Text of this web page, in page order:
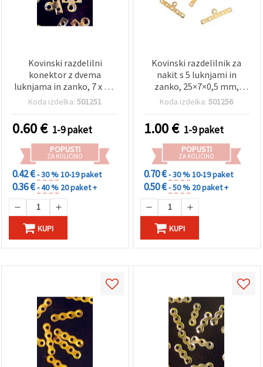
Kovinski razdelilni
konektor z dvema
luknjama in zanko, 7 x 8,5
mm, mešane barve, 50
Koda izdelka:501251
0.60€ 1-9 paket
POPUSTI
ZA KOLIČINO
0.42 €- 30 %10-19 paket
0.36 €- 40 % 20 paket +
KUPI
Kovinski razdelilnik za
nakit s 5 luknjami in
zanko, 25×7×0,5 mm,
zlata barva – 20 kosov
Koda izdelka:501256
1.00€ 1-9 paket
POPUSTI
ZA KOLIČINO
0.70 €- 30 %10-19 paket
0.50 €- 50 % 20 paket +
KUPI